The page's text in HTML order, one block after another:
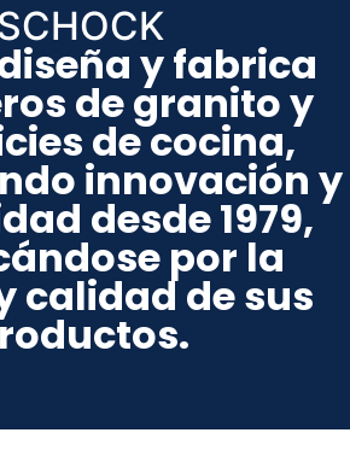
y fabrica
de granito y
de cocina,
innovación y
desde 1979,
por la
calidad de sus